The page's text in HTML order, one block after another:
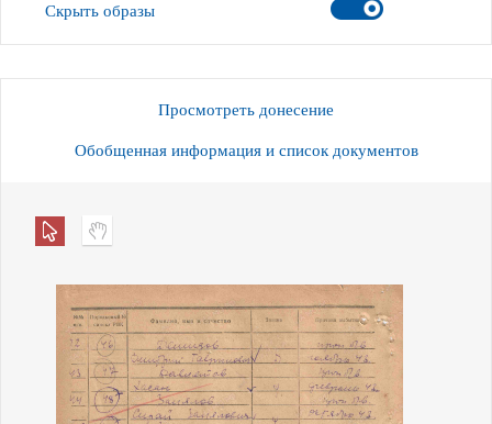
Скрыть образы
Просмотреть донесение
Обобщенная информация и список документов